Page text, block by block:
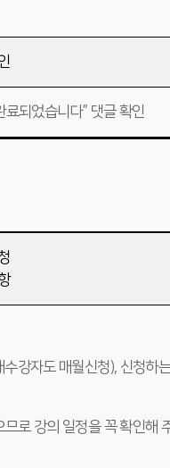
되었습니다” 댓글 확인
강자도 매월신청), 신청하
로 강의 일정을 꼭 확인해